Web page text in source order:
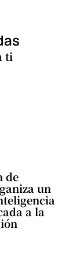
ti
de
un
a la